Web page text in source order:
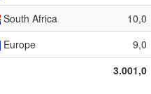
South Africa
10,0
Europe
9,0
3.001,0